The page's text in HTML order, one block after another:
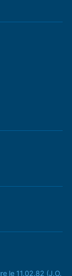
le 11.02.82 (J.O.